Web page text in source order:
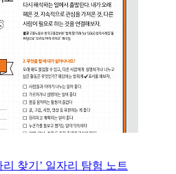
리 찾기’ 일자리 탐험 노트